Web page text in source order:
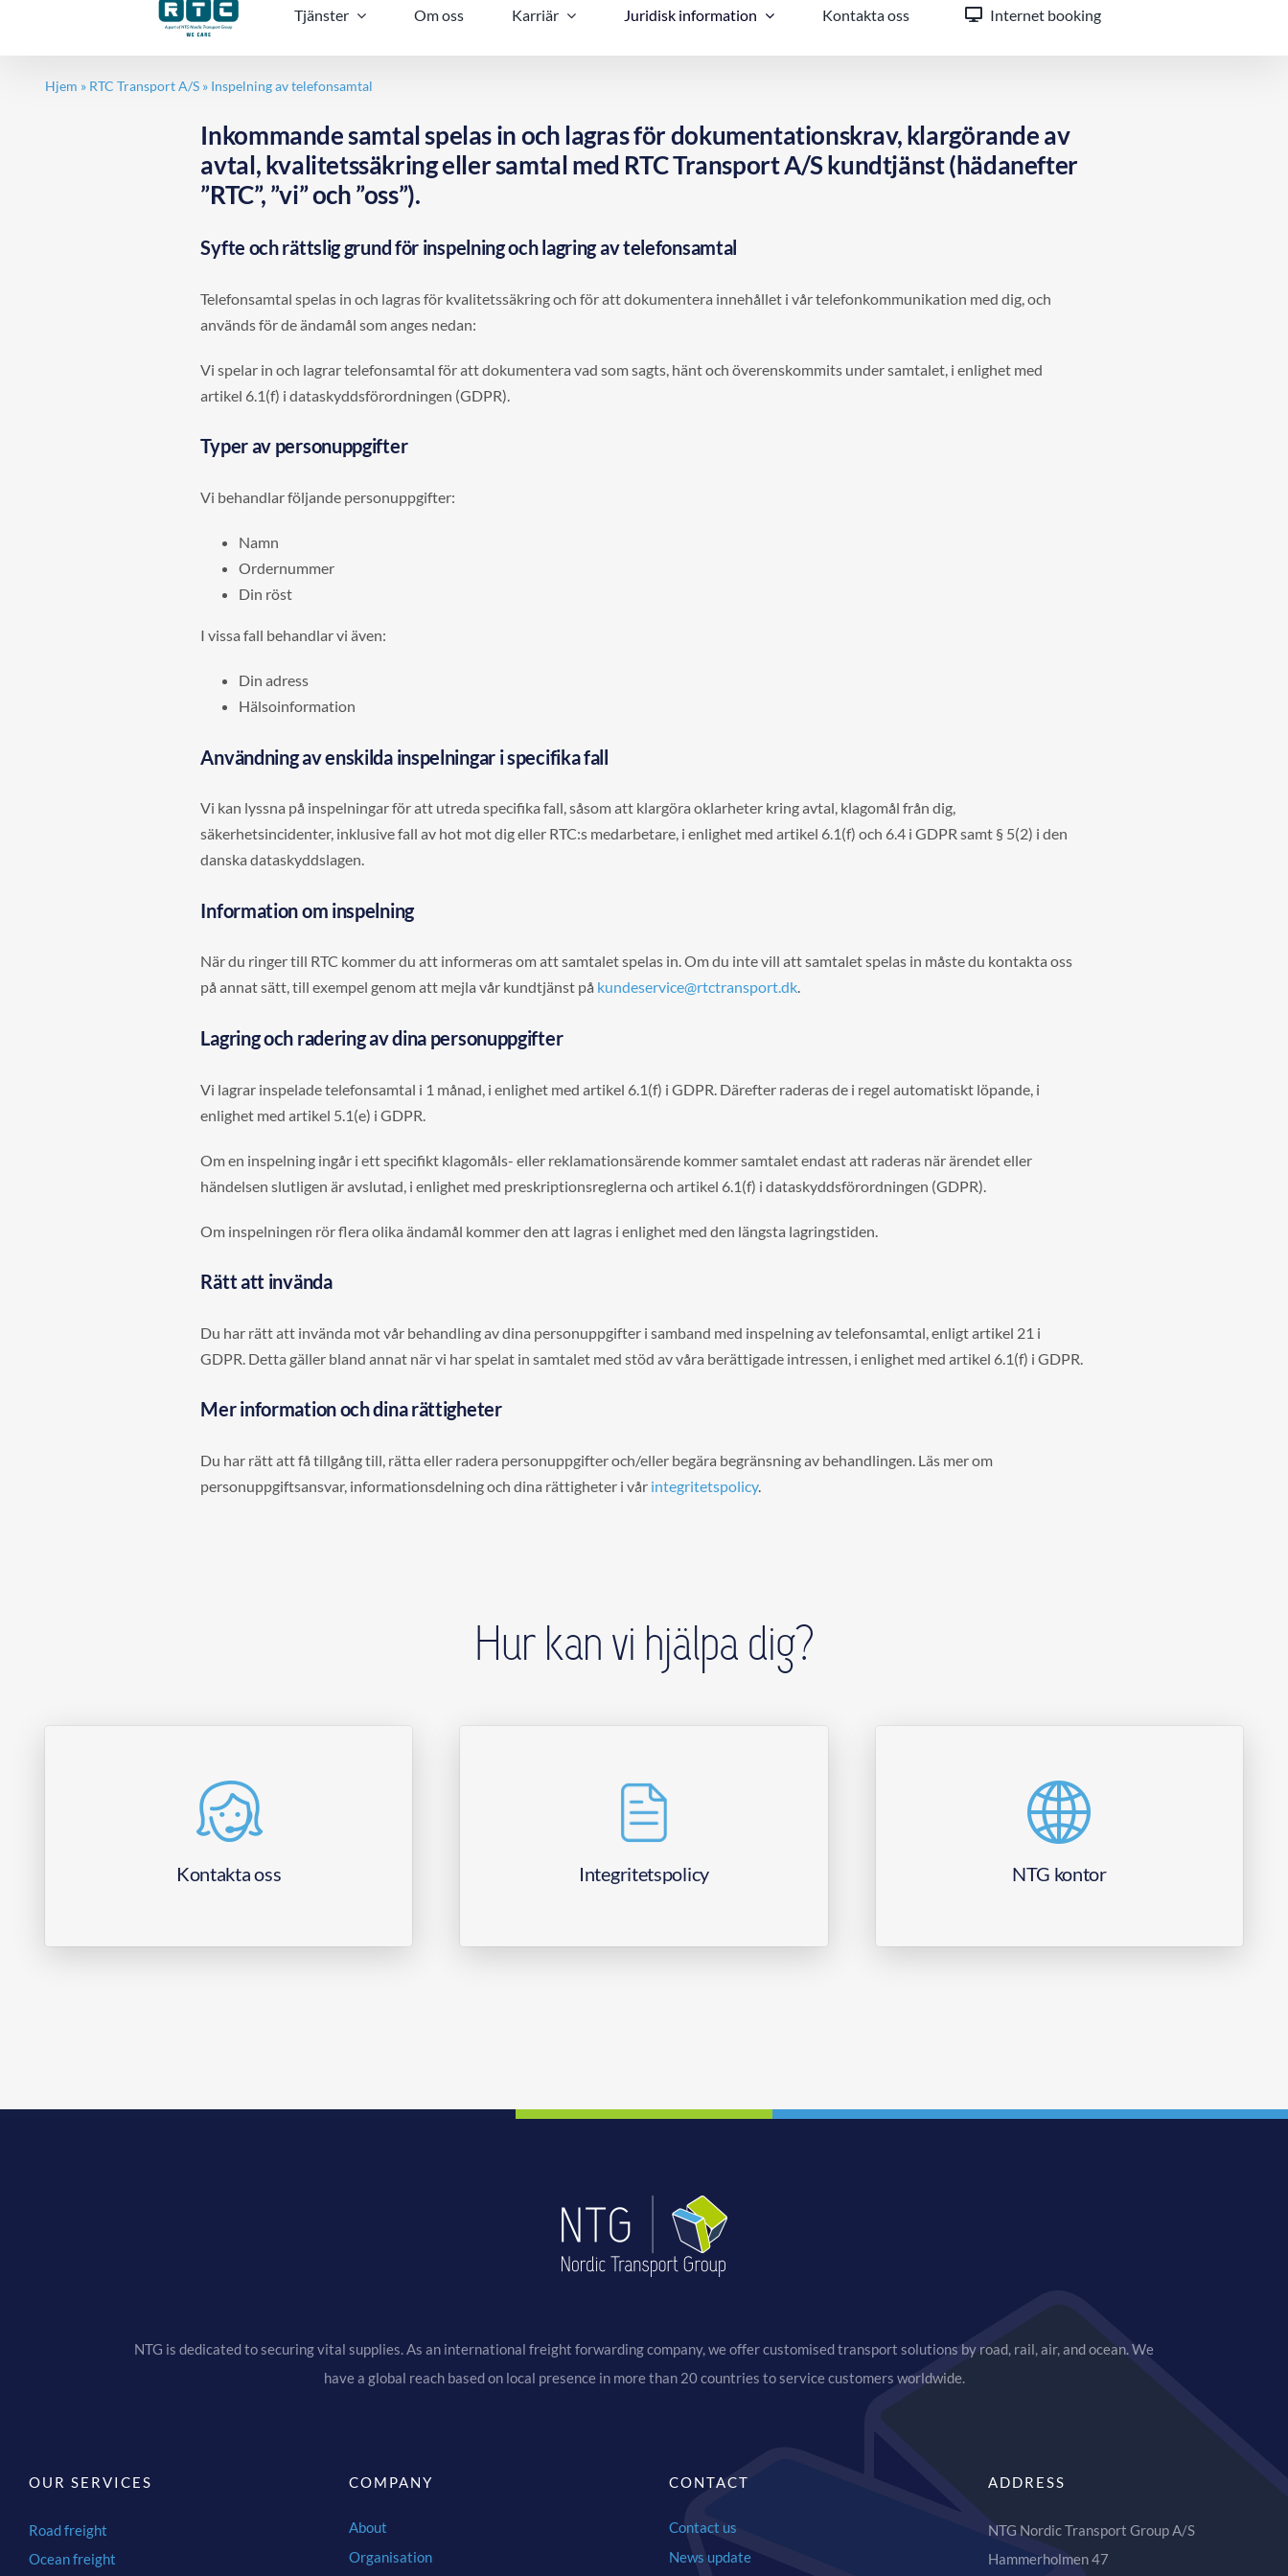
Tjänster Om oss Karriär Juridisk information Kontakta oss Internet booking
Hjem » RTC Transport A/S» Inspelning av telefonsamtal
Inkommande samtal spelas in och lagras för dokumentationskrav, klargörande av
avtal, kvalitetssäkring eller samtal med RTC Transport A/S kundtjänst (hädanefter
”RTC”, ”vi” och ”oss”).
Syfte och rättslig grund för inspelning och lagring av telefonsamtal
Telefonsamtal spelas in och lagras för kvalitetssäkring och för att dokumentera innehållet i vår telefonkommunikation med dig, och
används för de ändamål som anges nedan:
Vi spelar in och lagrar telefonsamtal för att dokumentera vad som sagts, hänt och överenskommits under samtalet, i enlighet med
artikel 6.1(f) i dataskyddsförordningen (GDPR).
Typer av personuppgifter
Vi behandlar följande personuppgifter:
Namn
Ordernummer
Din röst
I vissa fall behandlar vi även:
Din adress
Hälsoinformation
Användning av enskilda inspelningar i specifika fall
Vi kan lyssna på inspelningar för att utreda specifika fall, såsom att klargöra oklarheter kring avtal, klagomål från dig,
säkerhetsincidenter, inklusive fall av hot mot dig eller RTC:s medarbetare, i enlighet med artikel 6.1(f) och 6.4 i GDPR samt § 5(2) i den
danska dataskyddslagen.
Information om inspelning
När du ringer till RTC kommer du att informeras om att samtalet spelas in. Om du inte vill att samtalet spelas in måste du kontakta oss
på annat sätt, till exempel genom att mejla vår kundtjänst på kundeservice@rtctransport.dk.
Lagring och radering av dina personuppgifter
Vi lagrar inspelade telefonsamtal i 1 månad, i enlighet med artikel 6.1(f) i GDPR. Därefter raderas de i regel automatiskt löpande, i
enlighet med artikel 5.1(e) i GDPR.
Om en inspelning ingår i ett specifikt klagomåls- eller reklamationsärende kommer samtalet endast att raderas när ärendet eller
händelsen slutligen är avslutad, i enlighet med preskriptionsreglerna och artikel 6.1(f) i dataskyddsförordningen (GDPR).
Om inspelningen rör flera olika ändamål kommer den att lagras i enlighet med den längsta lagringstiden.
Rätt att invända
Du har rätt att invända mot vår behandling av dina personuppgifter i samband med inspelning av telefonsamtal, enligt artikel 21 i
GDPR. Detta gäller bland annat när vi har spelat in samtalet med stöd av våra berättigade intressen, i enlighet med artikel 6.1(f) i GDPR.
Mer information och dina rättigheter
Du har rätt att få tillgång till, rätta eller radera personuppgifter och/eller begära begränsning av behandlingen. Läs mer om
personuppgiftsansvar, informationsdelning och dina rättigheter i vår integritetspolicy.
Hur kan vi hjälpa dig?
Kontakta oss Integritetspolicy NTG kontor
NTG is dedicated to securing vital supplies. As an international freight forwarding company, we offer customised transport solutions by road, rail, air, and ocean. We
have a global reach based on local presence in more than 20 countries to service customers worldwide.
OUR SERVICES
Road freight
Ocean freight
COMPANY
About
Organisation
CONTACT
Contact us
News update
ADDRESS
NTG Nordic Transport Group A/S
Hammerholmen 47